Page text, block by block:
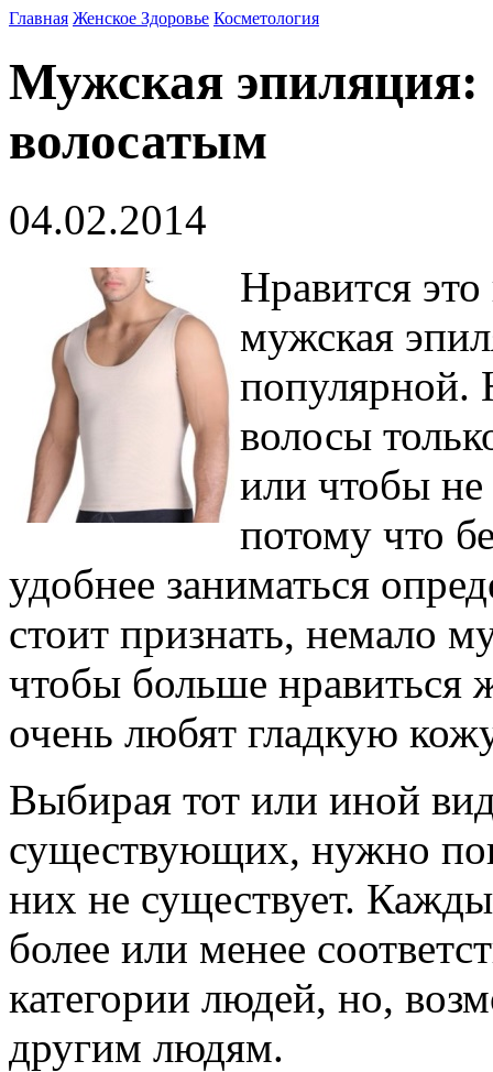
Главная Женское Здоровье Косметология
Мужская эпиляция:
волосатым
04.02.2014
Нравится
мужская
популярной.
волосы
или чтобы не
потому что
удобнее заниматься
стоит признать, немало
чтобы больше
очень любят гладкую
Выбирая тот или иной
существующих, нужно
них не существует.
более или менее
категории людей, но,
другим людям.